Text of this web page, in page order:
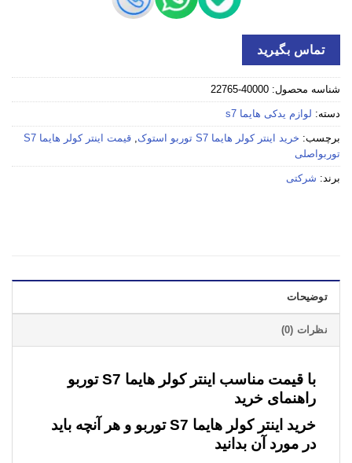
تماس بگیرید
شناسه محصول: 40000-22765
دسته: لوازم یدکی هایما s7
برچسب: خرید اینتر کولر هایما S7 توربو استوک ,
قیمت اینتر کولر هایما S7
توربواصلی
برند: شرکتی
توضیحات
نظرات (0)
با قیمت مناسب اینتر کولر هایما S7 توربو
راهنمای خرید
خرید اینتر کولر هایما S7 توربو و هر آنچه باید
در مورد آن بدانید